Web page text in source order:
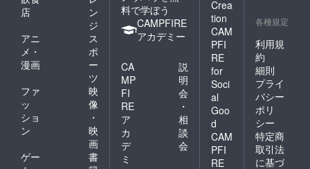
店
ン
ジ
アニ
メ・
漫画
ス
ポ
ー
ツ
ファ
ッ
ショ
ン
映
像
・
映
画
ゲー
書
料で学ぼう
CAMPFIRE
アカデミー
CA
MP
FI
RE
ア
カ
デ
ミ
説
明
会
・
相
談
会
Crea
tion
CAM
PFI
RE
for
Soci
al
Goo
d
CAM
PFI
RE
各種規定
利用規
約
細則
プライ
バシー
ポリ
シー
特定商
取引法
に基づ